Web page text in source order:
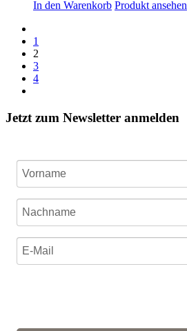
In den Warenkorb Produkt ansehen
1
2
3
4
Jetzt zum Newsletter anmelden